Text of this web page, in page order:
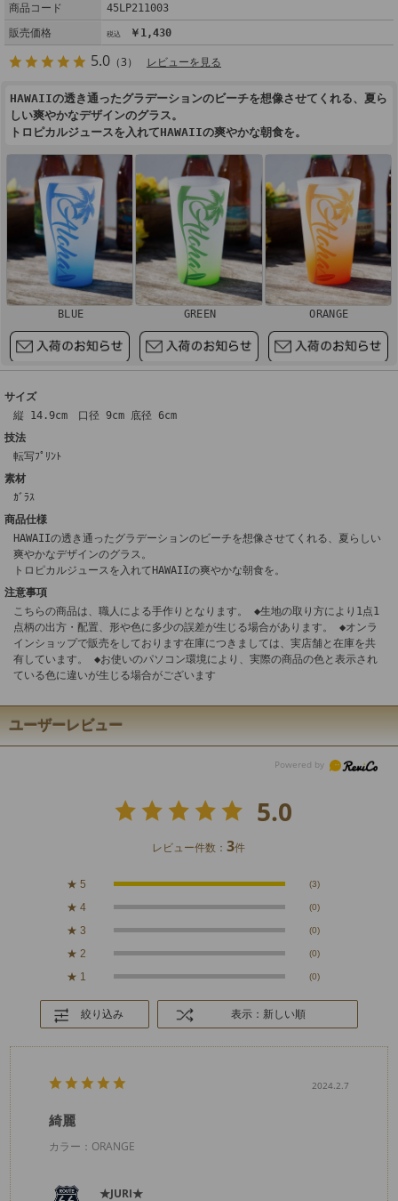
商品コード
45LP211003
販売価格
￥1,430
5.0 （3） レビューを見る
HAWAIIの透き通ったグラデーションのビーチを想像させてくれる、夏ら
しい爽やかなデザインのグラス。
トロピカルジュースを入れてHAWAIIの爽やかな朝食を。
BLUE GREEN ORANGE
サイズ
縦 14.9cm 口径 9cm 底径 6cm
技法
転写ﾌﾟﾘﾝﾄ
素材
ｶﾞﾗｽ
商品仕様
HAWAIIの透き通ったグラデーションのビーチを想像させてくれる、夏らしい
爽やかなデザインのグラス。
トロピカルジュースを入れてHAWAIIの爽やかな朝食を。
注意事項
こちらの商品は、職人による手作りとなります。 ◆生地の取り方により1点1
点柄の出方・配置、形や色に多少の誤差が生じる場合があります。 ◆オンラ
インショップで販売をしております在庫につきましては、実店舗と在庫を共
有しています。 ◆お使いのパソコン環境により、実際の商品の色と表示され
ている色に違いが生じる場合がございます
ユーザーレビュー
5.0
レビュー件数：3件
★ 5 (3)
★ 4 (0)
★ 3 (0)
★ 2 (0)
★ 1 (0)
絞り込み 表示：新しい順
2024.2.7
綺麗
カラー：ORANGE
★JURI★